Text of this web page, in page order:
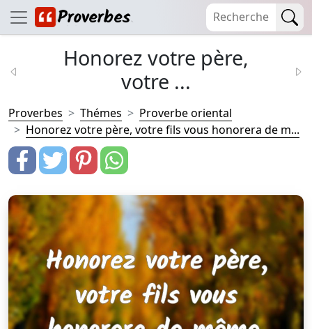
Honorez votre père,
votre ...
Proverbes Thémes
Proverbe oriental
Honorez votre père, votre fils vous honorera de m...